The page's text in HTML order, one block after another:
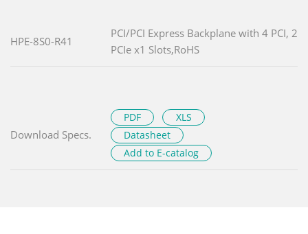
HPE-8S0-R41
PCI/PCI Express Backplane with 4 PCI, 2
PCIe x1 Slots,RoHS
Download Specs.
PDF
XLS
Datasheet
Add to E-catalog